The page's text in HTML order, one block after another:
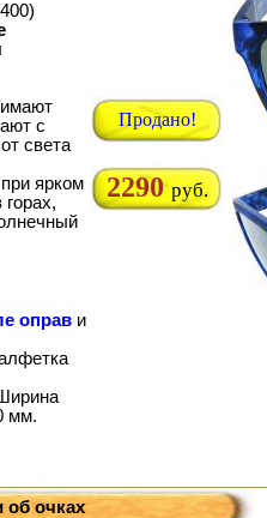
с
света
ярком
оправ и
мм.
Продано!
2290 руб.
об очках